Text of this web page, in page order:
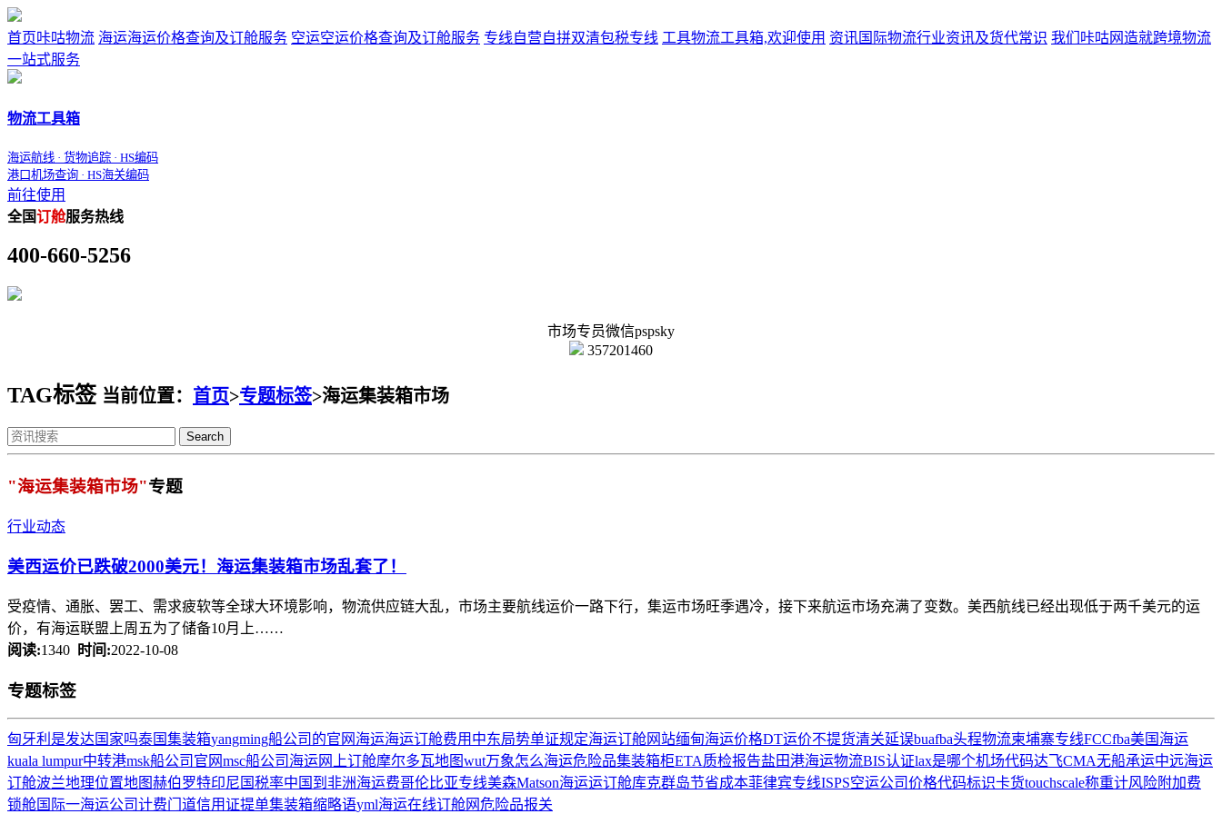
首页咔咕物流 海运海运价格查询及订舱服务 空运空运价格查询及订舱服务 专线自营自拼双清包税专线 工具物流工具箱,欢迎使用 资讯国际物流行业资讯及货代常识 我们 咔咕网造就跨境物流
一站式服务
物流工具箱
海运航线 · 货物追踪 · HS编码
港口机场查询 · HS海关编码
前往使用
全国订舱服务热线
400-660-5256
市场专员微信pspsky
357201460
TAG标签 当前位置： 首页>专题标签>海运集装箱市场
Search
"海运集装箱市场"专题
行业动态
美西运价已跌破2000美元！ 海运集装箱市场乱套了！
受疫情、通胀、罢工、需求疲软等全球大环境影响，物流供应链大乱，市场主要航线运价一路下行，集运市场旺季遇冷，接下来航运市场充满了变数。美西航线已经出现低于两千美元的运
价，有海运联盟上周五为了储备10月上……
阅读:1340 时间:2022-10-08
专题标签
匈牙利是发达国家吗泰国集装箱yangming船公司的官网 海运海运订舱费用 中东局势单证规定海运订舱网站缅甸海运价格DT运价不提货清关延误buafba头程物流柬埔寨专线FCCfba美国海运
kuala lumpur中转港msk船公司官网msc船公司 海运网上订舱摩尔多瓦地图wut万象怎么海运危险品集装箱柜ETA质检报告盐田港海运物流BIS认证lax是哪个机场代码达飞CMA无船承运中远海运
订舱波兰地理位置地图赫伯罗特印尼 国税率中国到非洲海运费哥伦比亚专线美森Matson海运运订舱库克群岛节省成本菲律宾专线ISPS空运公司价格代码标识卡货touchscale称重计风险附加费
锁舱国际一海运公司 计费门道信用证提单集装箱缩略语yml海运在线订舱网危险品报关